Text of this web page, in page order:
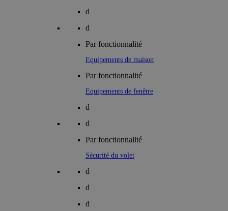
d
d
Par fonctionnalité
Equipements de maison
Par fonctionnalité
Equipements de fenêtre
d
d
Par fonctionnalité
Sécurité du volet
d
d
d